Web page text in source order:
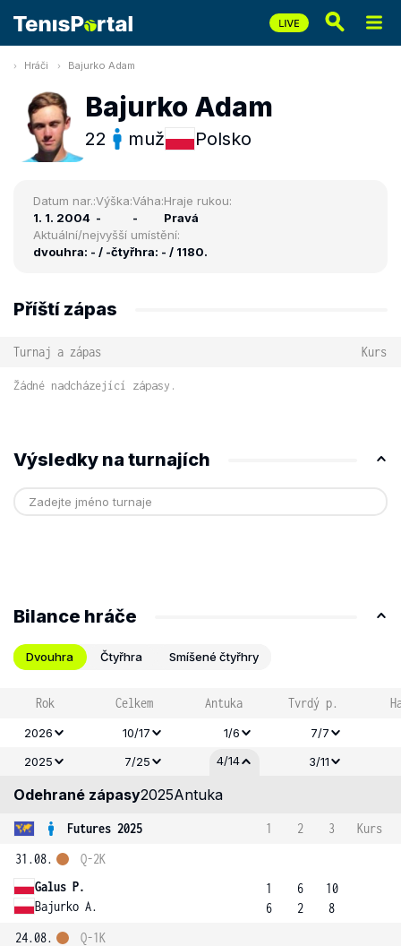
Hráči Bajurko Adam
Bajurko Adam
22 muž Polsko
Datum nar.:
1. 1. 2004
Výška:
-
Váha:
-
Hraje rukou:
Pravá
Aktuální/nejvyšší umístění:
dvouhra: - / -čtyřhra: - / 1180.
Příští zápas
Turnaj a zápas Kurs
Žádné nadcházející zápasy.
Výsledky na turnajích
Bilance hráče
Dvouhra Čtyřhra Smíšené čtyřhry
Rok Celkem Antuka Tvrdý p.
2026 10/17 1/6
7/7
2025
7/25 4/14 3/11
Odehrané zápasy2025Antuka
Futures 2025 1 2 3
Kurs
31.08.
Galus P.
Bajurko A.
Q-2K
1
6
6
2
10
8
24.08.
Q-1K